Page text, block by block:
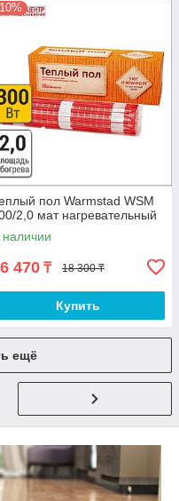
пол Warmstad WSM
2,0 мат нагревательный
наличии
470 ₸ 18 300 ₸
Купить
ещё